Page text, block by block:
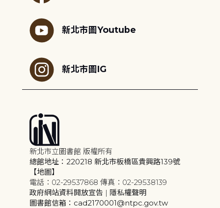
新北市圖Youtube
新北市圖IG
新北市立圖書館 版權所有
總館地址：220218 新北市板橋區貴興路139號
【地圖】
電話：02-29537868 傳真：02-29538139
政府網站資料開放宣告 | 隱私權聲明
圖書館信箱：cad2170001@ntpc.gov.tw